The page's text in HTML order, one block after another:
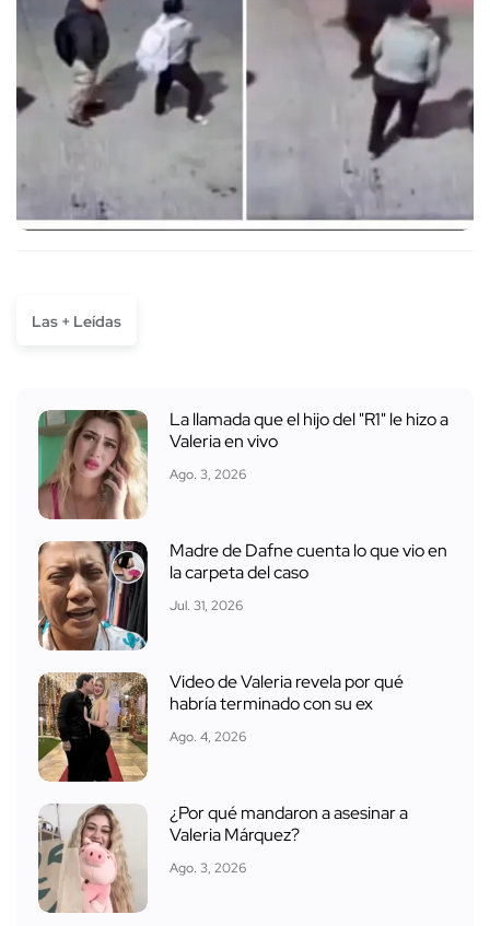
Las + Leídas
La llamada que el hijo del "R1" le hizo a
Valeria en vivo
Ago. 3, 2026
Madre de Dafne cuenta lo que vio en
la carpeta del caso
Jul. 31, 2026
Video de Valeria revela por qué
habría terminado con su ex
Ago. 4, 2026
¿Por qué mandaron a asesinar a
Valeria Márquez?
Ago. 3, 2026